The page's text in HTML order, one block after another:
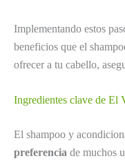
Implementando estos
beneficios que el
ofrecer a tu cabello,
Ingredientes clave de El
El shampoo y
preferencia de muchos